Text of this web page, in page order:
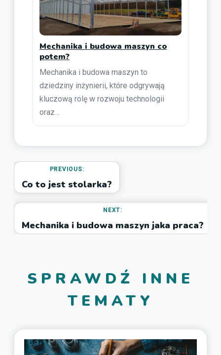
Mechanika i budowa maszyn co
potem?
Mechanika i budowa maszyn to
dziedziny inżynierii, które odgrywają
kluczową rolę w rozwoju technologii
oraz…
PREVIOUS:
Co to jest stolarka?
NEXT:
Mechanika i budowa maszyn jaka praca?
SPRAWDŹ INNE
TEMATY